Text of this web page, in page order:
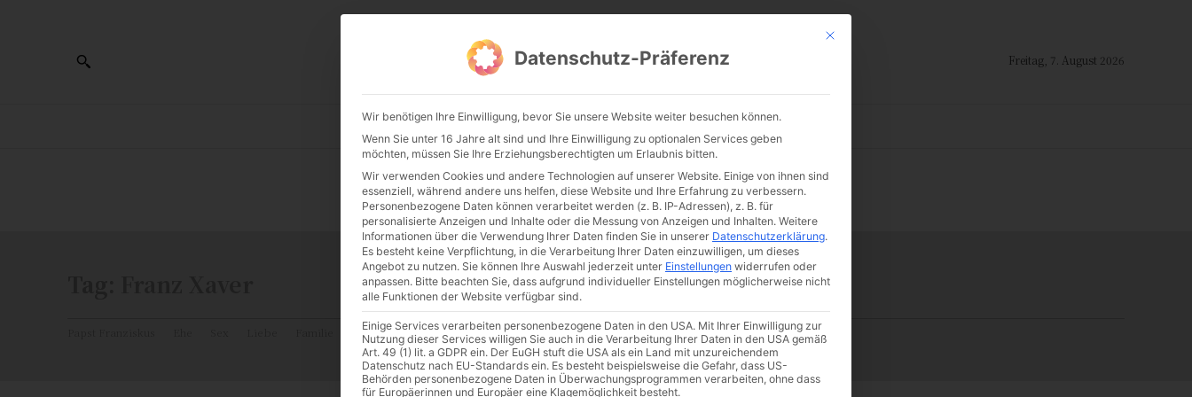
CATHWALK.DE Freitag, 7. August 2026
ALTE MESSE GLAUBE KULTUR FRÖMMIGKEIT TRADITION
Katholizismus Franziskus 50 Jahre Humanae vitae Katholische Kirche
Mit diesem Button wird der Dialog geschlossen. Seine Funktionalität ist
Datenschutz-Präferenz
Wir benötigen Ihre Einwilligung, bevor Sie unsere Website weiter besuchen können.
Wenn Sie unter 16 Jahre alt sind und Ihre Einwilligung zu optionalen Services geben
möchten, müssen Sie Ihre Erziehungsberechtigten um Erlaubnis bitten.
Wir verwenden Cookies und andere Technologien auf unserer Website. Einige von ihnen sind
essenziell, während andere uns helfen, diese Website und Ihre Erfahrung zu verbessern.
Personenbezogene Daten können verarbeitet werden (z. B. IP-Adressen), z. B. für
personalisierte Anzeigen und Inhalte oder die Messung von Anzeigen und Inhalten. Weitere
Informationen über die Verwendung Ihrer Daten finden Sie in unserer Datenschutzerklärung.
Es besteht keine Verpflichtung, in die Verarbeitung Ihrer Daten einzuwilligen, um dieses
Angebot zu nutzen. Sie können Ihre Auswahl jederzeit unter Einstellungen widerrufen oder
anpassen. Bitte beachten Sie, dass aufgrund individueller Einstellungen möglicherweise nicht
alle Funktionen der Website verfügbar sind.
Einige Services verarbeiten personenbezogene Daten in den USA. Mit Ihrer Einwilligung zur
Nutzung dieser Services willigen Sie auch in die Verarbeitung Ihrer Daten in den USA gemäß
Art. 49 (1) lit. a GDPR ein. Der EuGH stuft die USA als ein Land mit unzureichendem
Datenschutz nach EU-Standards ein. Es besteht beispielsweise die Gefahr, dass US-
Behörden personenbezogene Daten in Überwachungsprogrammen verarbeiten, ohne dass
für Europäerinnen und Europäer eine Klagemöglichkeit besteht.